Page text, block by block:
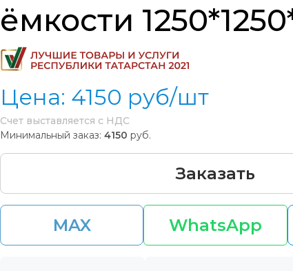
ёмкости
Цена: 4150 руб/шт
Счет выставляется с НДС
Минимальный заказ: 4150 руб.
Заказать
MAX WhatsApp